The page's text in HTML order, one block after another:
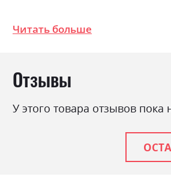
Фабрика:
Цвет материала
Стиль
Читать больше
Отзывы
У этого товара отзывов пока